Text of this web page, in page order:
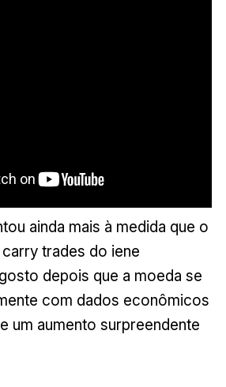
ainda mais à medida que o
trades do iene
depois que a moeda se
com dados econômicos
um aumento surpreendente